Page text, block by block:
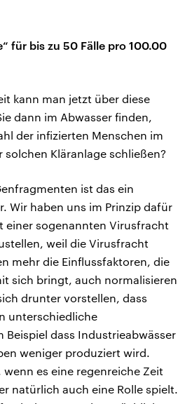
für bis zu 50 Fälle pro 100.00
kann man jetzt über diese
dann im Abwasser finden,
der infizierten Menschen im
solchen Kläranlage schließen?
ist das ein
Wir haben uns im Prinzip dafür
einer sogenannten Virusfracht
weil die Virusfracht
mehr die Einflussfaktoren, die
sich bringt, auch normalisieren
drunter vorstellen, dass
unterschiedliche
Beispiel dass Industrieabwässer
weniger produziert wird.
es eine regenreiche Zeit
natürlich auch eine Rolle spielt.